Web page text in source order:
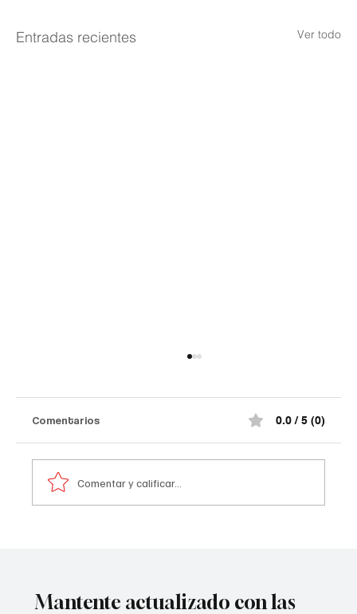
Entradas recientes Ver todo
Comentarios 0.0 / 5 (0)
Comentar y calificar...
Mantente actualizado con las